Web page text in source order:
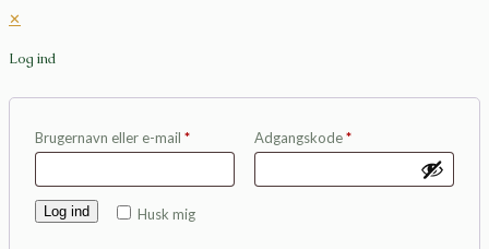
✕
Log ind
Brugernavn eller e-mail * Adgangskode*
Husk mig
Log ind